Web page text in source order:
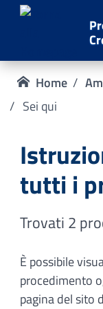
Home
Sei qui
tutti i
Trovati 2
È possibile
procedimento
pagina del sito